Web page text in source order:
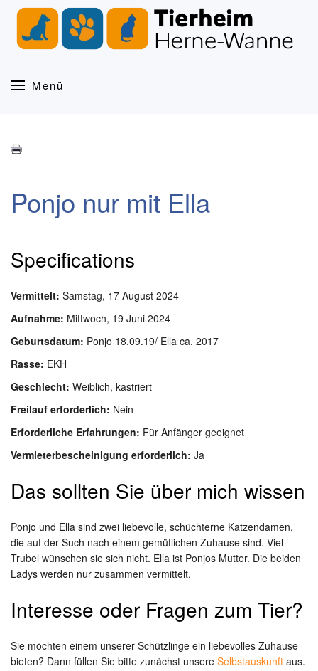
Zum Hauptinhalt springen
Menü
Ponjo nur mit Ella
Specifications
Vermittelt: Samstag, 17 August 2024
Aufnahme: Mittwoch, 19 Juni 2024
Geburtsdatum: Ponjo 18.09.19/ Ella ca. 2017
Rasse: EKH
Geschlecht: Weiblich, kastriert
Freilauf erforderlich: Nein
Erforderliche Erfahrungen: Für Anfänger geeignet
Vermieterbescheinigung erforderlich: Ja
Das sollten Sie über mich wissen
Ponjo und Ella sind zwei liebevolle, schüchterne Katzendamen,
die auf der Such nach einem gemütlichen Zuhause sind. Viel
Trubel wünschen sie sich nicht. Ella ist Ponjos Mutter. Die beiden
Ladys werden nur zusammen vermittelt.
Interesse oder Fragen zum Tier?
Sie möchten einem unserer Schützlinge ein liebevolles Zuhause
bieten? Dann füllen Sie bitte zunächst unsere Selbstauskunft aus.